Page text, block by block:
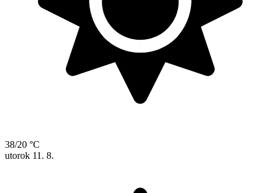
38/20 °C
utorok 11. 8.